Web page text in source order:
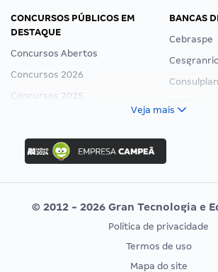
CONCURSOS PÚBLICOS EM
DESTAQUE
Concursos Abertos
Concursos 2026
Concursos 2025
Concurso Ibama
Concurso MPU
Editais publicados
BANCAS
Cebraspe
Consulplan
Vunesp
CONCURSOS POR PROFISSÃO
EXAME DE
Veja mais
© 2012 - 2026 Gran Tecnologia e
Política de privacidade
Termos de uso
Mapa do site